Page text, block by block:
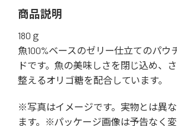
商品説明
180ｇ
魚100%ベースのゼリー仕立てのパウ
ドです。魚の美味しさを閉じ込め、
整えるオリゴ糖を配合しています。
※写真はイメージです。実物とは異
ます。※パッケージ画像は予告なく